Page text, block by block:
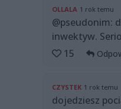
OLLALA 1 rok temu
@pseudonim:
inwektyw.
15
CZYSTEK 1 rok temu
dojedziesz